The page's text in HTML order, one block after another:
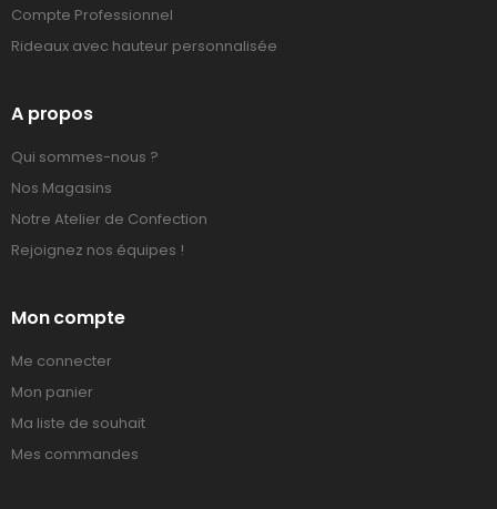
Compte Professionnel
Rideaux avec hauteur personnalisée
A propos
Qui sommes-nous ?
Nos Magasins
Notre Atelier de Confection
Rejoignez nos équipes !
Mon compte
Me connecter
Mon panier
Ma liste de souhait
Mes commandes